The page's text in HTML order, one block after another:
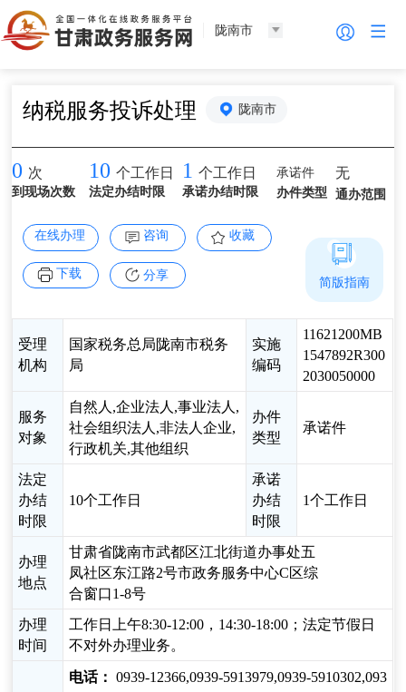
陇南市
纳税服务投诉处理 陇南市
0 次
到现场次数
10 个工作日
法定办结时限
1 个工作日
承诺办结时限
承诺件
办件类型
无
通办范围
在线办理 咨询 收藏
下载 分享
受理
机构
国家税务总局陇南市税务
局
实施
编码
11621200MB
1547892R300
2030050000
服务
对象
自然人,企业法人,事业法人,
社会组织法人,非法人企业,
行政机关,其他组织
办件
类型
承诺件
法定
办结
时限
10个工作日
承诺
办结
时限
1个工作日
办理
地点
甘肃省陇南市武都区江北街道办事处五
凤社区东江路2号市政务服务中心C区综
合窗口1-8号
办理
时间
工作日上午8:30-12:00，14:30-18:00；法定节假日
不对外办理业务。
电话： 0939-12366,0939-5913979,0939-5910302,093
简版指南